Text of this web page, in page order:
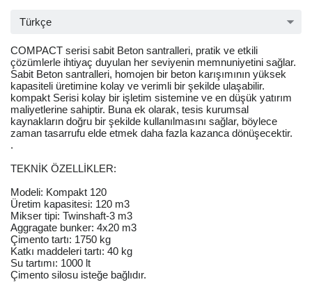
Türkçe
COMPACT serisi sabit Beton santralleri, pratik ve etkili
çözümlerle ihtiyaç duyulan her seviyenin memnuniyetini sağlar.
Sabit Beton santralleri, homojen bir beton karışımının yüksek
kapasiteli üretimine kolay ve verimli bir şekilde ulaşabilir.
kompakt Serisi kolay bir işletim sistemine ve en düşük yatırım
maliyetlerine sahiptir. Buna ek olarak, tesis kurumsal
kaynakların doğru bir şekilde kullanılmasını sağlar, böylece
zaman tasarrufu elde etmek daha fazla kazanca dönüşecektir.
.
TEKNİK ÖZELLİKLER:
Modeli: Kompakt 120
Üretim kapasitesi: 120 m3
Mikser tipi: Twinshaft-3 m3
Aggragate bunker: 4x20 m3
Çimento tartı: 1750 kg
Katkı maddeleri tartı: 40 kg
Su tartımı: 1000 lt
Çimento silosu isteğe bağlıdır.